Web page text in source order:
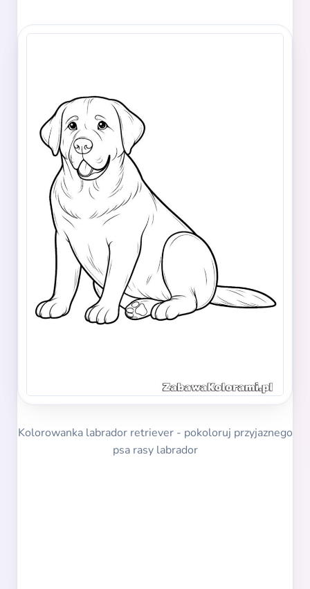
Kolorowanka labrador retriever - pokoloruj przyjaznego
psa rasy labrador